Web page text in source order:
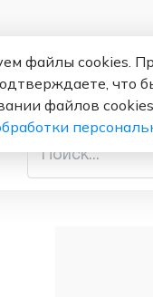
файлы cookies.
что
файлов